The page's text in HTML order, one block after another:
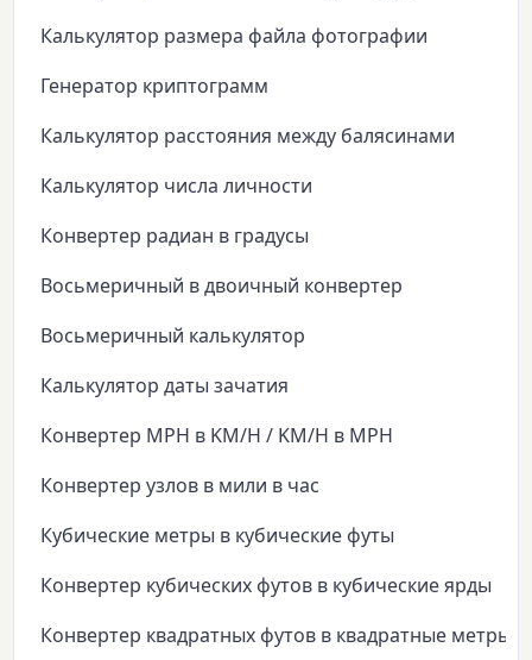
Калькулятор размера файла фотографии
Генератор криптограмм
Калькулятор расстояния между балясинами
Калькулятор числа личности
Конвертер радиан в градусы
Восьмеричный в двоичный конвертер
Восьмеричный калькулятор
Калькулятор даты зачатия
Конвертер MPH в KM/H / KM/H в MPH
Конвертер узлов в мили в час
Кубические метры в кубические футы
Конвертер кубических футов в кубические ярды
Конвертер квадратных футов в квадратные метры